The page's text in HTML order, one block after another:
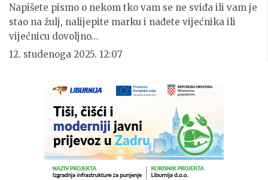
Napišete pismo o nekom tko vam se ne sviđa ili vam je
stao na žulj, nalijepite marku i nađete vijećnika ili
vijećnicu dovoljno…
12. studenoga 2025. 12:07